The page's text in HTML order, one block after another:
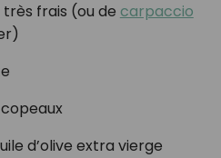
frais (ou de carpaccio
d’olive extra vierge